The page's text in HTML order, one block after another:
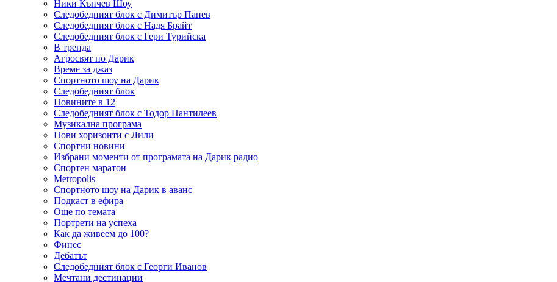
Ники Кънчев Шоу
Следобедният блок с Димитър Панев
Следобедният блок с Надя Брайт
Следобедният блок с Гери Турийска
В тренда
Агросвят по Дарик
Време за джаз
Спортното шоу на Дарик
Следобедният блок
Новините в 12
Следобедният блок с Тодор Пантилеев
Музикална програма
Нови хоризонти с Лили
Спортни новини
Избрани моменти от програмата на Дарик радио
Спортен маратон
Metropolis
Спортното шоу на Дарик в аванс
Подкаст в ефира
Още по темата
Портрети на успеха
Как да живеем до 100?
Финес
Дебатът
Следобедният блок с Георги Иванов
Мечтани дестинации